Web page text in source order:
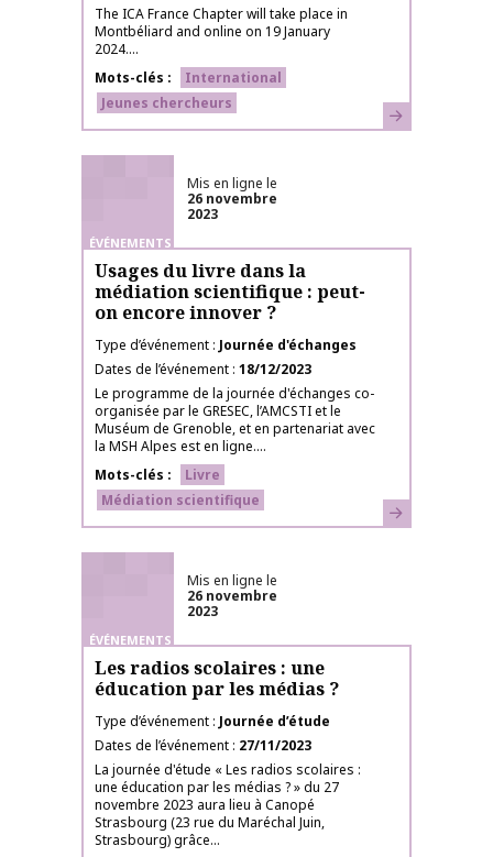
The ICA France Chapter will take place in
Montbéliard and online on 19 January
2024....
Mots-clés
International
Jeunes chercheurs
En savoir plus
ÉVÉNEMENTS
Mis en ligne le
26 novembre
2023
Usages du livre dans la
médiation scientifique : peut-
on encore innover ?
Type d’événement Journée d'échanges
Dates de l’événement 18/12/2023
Le programme de la journée d'échanges co-
organisée par le GRESEC, l’AMCSTI et le
Muséum de Grenoble, et en partenariat avec
la MSH Alpes est en ligne....
Mots-clés
Livre
Médiation scientifique
En savoir plus
ÉVÉNEMENTS
Mis en ligne le
26 novembre
2023
Les radios scolaires : une
éducation par les médias ?
Type d’événement Journée d’étude
Dates de l’événement 27/11/2023
La journée d'étude « Les radios scolaires :
une éducation par les médias ? » du 27
novembre 2023 aura lieu à Canopé
Strasbourg (23 rue du Maréchal Juin,
Strasbourg) grâce...